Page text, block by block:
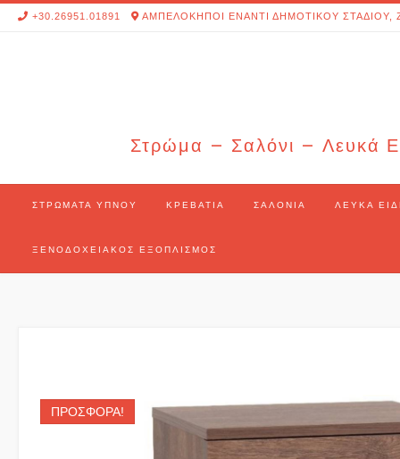
+30.26951.01891 ΑΜΠΕΛΟΚΗΠΟΙ ΕΝΑΝΤΙ ΔΗΜΟΤΙΚΟΥ ΣΤΑΔΙΟΥ,
Στρώμα – Σαλόνι – Λευκά
ΣΤΡΏΜΑΤΑ ΎΠΝΟΥ ΚΡΕΒΆΤΙΑ ΣΑΛΌΝΙΑ ΛΕΥΚΆ
ΞΕΝΟΔΟΧΕΙΑΚΌΣ ΕΞΟΠΛΙΣΜΌΣ
ΠΡΟΣΦΟΡΆ!